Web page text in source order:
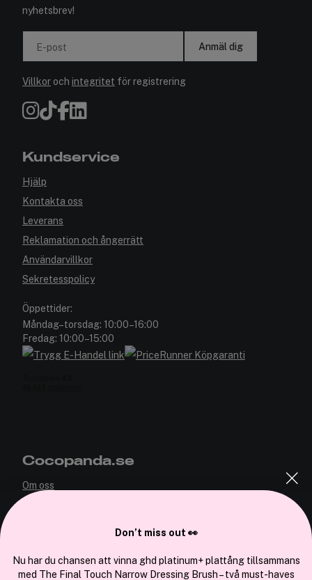
nyhetsbrev!
E-post Anmäl dig
Villkor och integritet för registrering
Kundservice
Hjälp
Kontakta oss
Leverans
Reklamation och ångerrätt
Användarvillkor
Sekretesspolicy
Öppettider:
Måndag–torsdag: 10:00–16:00
Fredag: 10:00–15:00
Cocopanda.se
Om oss
Don’t miss out 👀
Nu har du chansen att vinna ghd platinum+ plattång tillsammans
med The Final Touch Narrow Dressing Brush – två must-haves